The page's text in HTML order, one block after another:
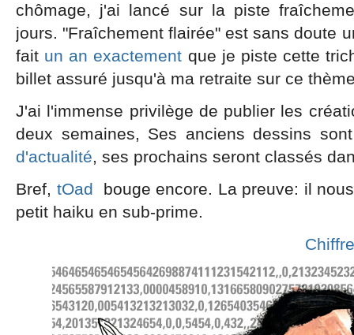
chômage, j'ai lancé sur la piste
jours. "Fraîchement flairée" est sans doute
fait un an exactement que je piste cette
billet assuré jusqu'à ma retraite sur ce
J'ai l'immense privilège de publier les
deux semaines, Ses anciens dessins
d'actualité, ses prochains seront classés
Bref, tOad
bouge encore. La preuve: il
petit haiku en sub-prime.